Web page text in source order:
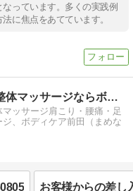
っています。多くの実践例
に焦点をあてています。
多摩センター駅前の整体マッサージならボディケア前田
マッサージ肩こり・腰痛・足
、ボディケア前田（まめな
お客様からの差し